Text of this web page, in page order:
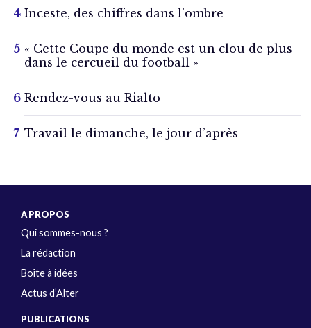
Inceste, des chiffres dans l’ombre
« Cette Coupe du monde est un clou de plus
dans le cercueil du football »
Rendez-vous au Rialto
Travail le dimanche, le jour d’après
A PROPOS
Qui sommes-nous ?
La rédaction
Boîte à idées
Actus d’Alter
PUBLICATIONS